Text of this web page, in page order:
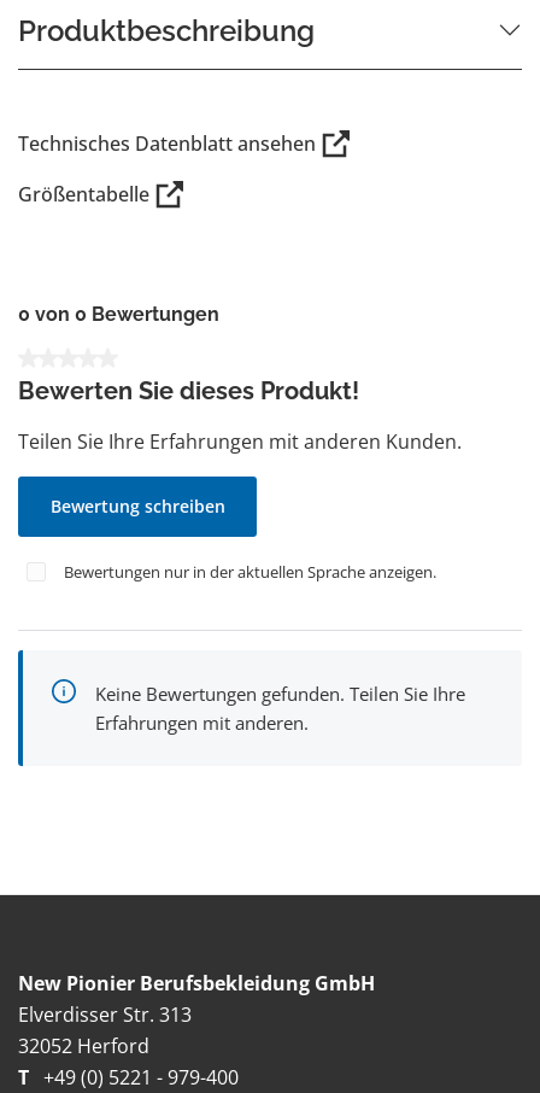
Produktbeschreibung
Technisches Datenblatt ansehen
Größentabelle
0 von 0 Bewertungen
Bewerten Sie dieses Produkt!
Teilen Sie Ihre Erfahrungen mit anderen Kunden.
Bewertung schreiben
Bewertungen nur in der aktuellen Sprache anzeigen.
Keine Bewertungen gefunden. Teilen Sie Ihre
Erfahrungen mit anderen.
New Pionier Berufsbekleidung GmbH
Elverdisser Str. 313
32052 Herford
T +49 (0) 5221 - 979-400